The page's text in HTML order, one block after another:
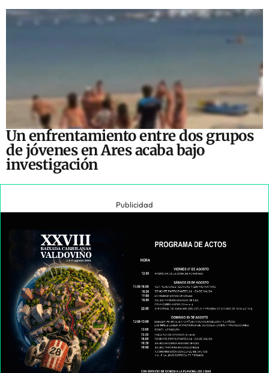
Un enfrentamiento entre dos grupos
de jóvenes en Ares acaba bajo
investigación
Publicidad